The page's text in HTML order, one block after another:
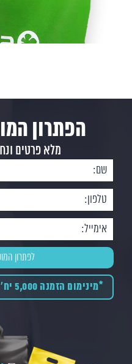
הפתרון
מלא פרטים
*מינימום הזמנה 5,000 יח'